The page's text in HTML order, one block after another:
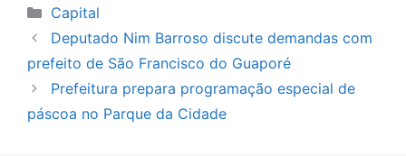
Categorias
Capital
Deputado Nim Barroso discute demandas com
prefeito de São Francisco do Guaporé
Prefeitura prepara programação especial de
páscoa no Parque da Cidade